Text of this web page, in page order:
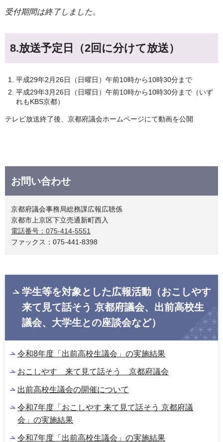
受付期間は終了しました。
8.放送予定日（2回に分けて放送）
平成29年2月26日（日曜日）午前10時から10時30分まで
平成29年3月26日（日曜日）午前10時から10時30分まで（いず
れもKBS京都）
テレビ放送終了後、京都府議会ホームページにて動画を公開
お問い合わせ
京都府議会事務局総務課広報広聴係
京都市上京区下立売通新町西入
電話番号：075-414-5551
ファックス：075-441-8398
学生等を対象とした広報活動（おこしやす
来て見て話そう 京都府議会、出前高校生
議会、大学生との座談会など）
令和8年度「出前高校生議会」の実施結果
おこしやす 来て見て話そう 京都府議会
出前高校生議会の開催について
令和7年度「おこしやす 来て見て話そう 京都府議
会」の実施結果
令和7年度「出前高校生議会」の実施結果